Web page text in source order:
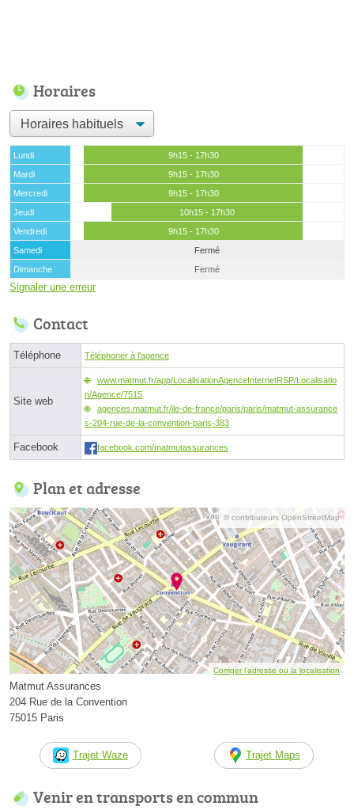
Horaires
Lundi
9h15 - 17h30
Mardi
9h15 - 17h30
Mercredi
9h15 - 17h30
Jeudi
10h15 - 17h30
Vendredi
9h15 - 17h30
Samedi
Fermé
Dimanche
Fermé
Signaler une erreur
Contact
Téléphone Téléphoner à l'agence
Site web
www.matmut.fr/app/LocalisationAgenceInternetRSP/Localisatio
n/Agence/7515
agences.matmut.fr/ile-de-france/paris/paris/matmut-assurance
s-204-rue-de-la-convention-paris-383
Facebook facebook.com/matmutassurances
Plan et adresse
© contributeurs OpenStreetMap
Corriger l’adresse ou la localisation
Matmut Assurances
204 Rue de la Convention
75015 Paris
Trajet Waze Trajet Maps
Venir en transports en commun